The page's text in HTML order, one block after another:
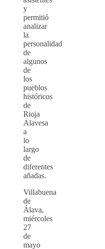
y
permitió
analizar
la
personalidad
de
algunos
de
los
pueblos
históricos
de
Rioja
Alavesa
a
lo
largo
de
diferentes
añadas.
Villabuena
de
Álava,
miércoles
27
de
mayo